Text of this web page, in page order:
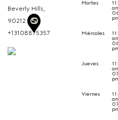
Beverly Hills,
90212
+13108875357
Martes
Miércoles
Jueves
Viernes